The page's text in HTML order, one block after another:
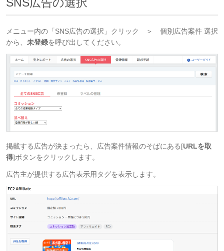
メニュー内の「SNS広告の選択」クリック ＞ 個別広告案件 選択
から、 未登録を呼び出してください。
掲載する広告が決まったら、広告案件情報のそばにある[URLを取
得]ボタンをクリックします。
広告主が提供する広告表示用タグを表示します。